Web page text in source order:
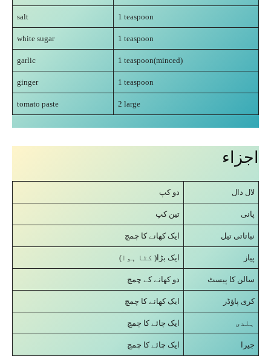
salt 1 teaspoon
white sugar 1 teaspoon
garlic 1 teaspoon(minced)
ginger 1 teaspoon
tomato paste 2 large
اجزاء
دو کپ لال دال
تین کپ پانی
ایک کھانے کا چمچ نباتاتی تیل
(کٹا ہوا )ایک بڑا پیاز
دو کھانے کے چمچ سالن کا پیسٹ
ایک کھانے کا چمچ کری پاؤڈر
ایک چائے کا چمچ ہلدی
ایک چائے کا چمچ جیرا